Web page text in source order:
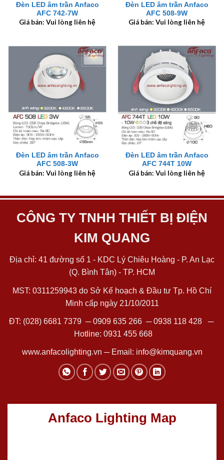
Đèn LED âm trần Anfaco
AFC 742-7W
Giá bán: Vui lòng liên hệ
Đèn LED âm trần Anfaco
AFC 508-9W
Giá bán: Vui lòng liên hệ
Đèn LED âm trần Anfaco
AFC 508-3W
Giá bán: Vui lòng liên hệ
Đèn LED âm trần Anfaco
AFC 744T 10W
Giá bán: Vui lòng liên hệ
CÔNG TY TNHH THIẾT BỊ ĐIỆN
KIM QUANG
Địa chỉ: 41 đường số 1 - KDC Lý Chiêu Hoàng - P. An Lạc
(Q. Bình Tân) - TP. HCM
MST: 0311259943 do Sở Kế hoạch & Đầu tư Tp. Hồ Chí
Minh cấp ngày 21/10/2011
ĐT: (028) 6681 7379 ─0909 635 266─0938 118 428─
Hotline: 0931 455 668
www.anfacolighting.vn ─ Email: info@kimquang.vn
Anfaco Lighting Map